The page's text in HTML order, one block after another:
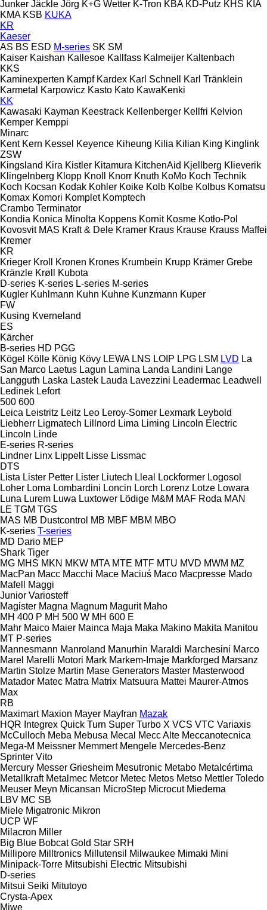
Junker Jäckle Jörg K+G Wetter K-Tron KBA KD-Putz KHS KIA
KMA KSB KUKA
KR
Kaeser
AS BS ESD M-series SK SM
Kaiser Kaishan Kallesoe Kallfass Kalmeijer Kaltenbach
KKS
Kaminexperten Kampf Kardex Karl Schnell
Karl Tränklein
Karmetal
Karpowicz Kasto Kato KawaKenki
KK
Kawasaki Kayman Keestrack Kellenberger Kellfri Kelvion
Kemper Kemppi
Minarc
Kent Kern Kessel Keyence Kiheung Kilia Kilian King Kinglink
ZSW
Kingsland Kira Kistler Kitamura KitchenAid Kjellberg Klieverik
Klingelnberg Klopp Knoll Knorr Knuth KoMo Koch Technik
Koch Kocsan Kodak Kohler Koike Kolb Kolbe Kolbus Komatsu
Komax Komori Komplet Komptech
Crambo Terminator
Kondia Konica Minolta Koppens Kornit Kosme Kotło-Pol
Kovosvit MAS Kraft & Dele Kramer Kraus Krause Krauss Maffei
Kremer
KR
Krieger Kroll Kronen Krones Krumbein Krupp Krämer Grebe
Kränzle Krøll
Kubota
D-series K-series L-series M-series
Kugler Kuhlmann Kuhn Kuhne Kunzmann Kuper
FW
Kusing Kverneland
ES
Kärcher
B-series HD PGG
Kögel Kölle König Kövy LEWA LNS LOIP LPG LSM LVD La
San Marco Laetus Lagun Lamina Landa Landini Lange
Langguth Laska Lastek Lauda Lavezzini Leadermac Leadwell
Ledinek Lefort
500 600
Leica Leistritz Leitz Leo Leroy-Somer Lexmark Leybold
Liebherr Ligmatech Lillnord Lima Liming Lincoln Electric
Lincoln Linde
E-series R-series
Lindner Linx Lippelt Lisse Lissmac
DTS
Lista Lister Petter Lister Liutech Lleal Lockformer Logosol
Loher Loma Lombardini Loncin Lorch Lorenz Lotze Lowara
Luna Lurem Luwa Luxtower Lödige M&M MAF Roda MAN
LE TGM TGS
MAS MB Dustcontrol MB MBF MBM MBO
K-series T-series
MD Dario MEP
Shark Tiger
MG MHS MKN MKW MTA MTE MTF MTU MVD MWM MZ
MacPan Macc Macchi Mace Maciuś Maco Macpresse Mado
Mafell
Maggi
Junior Variosteff
Magister Magna Magnum Magurit Maho
MH 400 P MH 500 W MH 600 E
Mahr Maico Maier Mainca Maja Maka Makino Makita Manitou
MT P-series
Mannesmann Manroland Manurhin Maraldi Marchesini Marco
Marel Marelli Motori Mark Markem-Imaje Markforged Marsanz
Martin Stolze Martin Mase Generators Master Masterwood
Matador Matec Matra Matrix Matsuura Mattei Maurer-Atmos
Max
RB
Maximart Maxion Mayer Mayfran Mazak
HQR Integrex Quick Turn Super Turbo X VCS VTC Variaxis
McCulloch Meba Mebusa Mecal Mecc Alte Meccanotecnica
Mega-M Meissner Memmert Mengele Mercedes-Benz
Sprinter Vito
Mercury Messer Griesheim Mesutronic Metabo Metalcértima
Metallkraft Metalmec Metcor Metec Metos Metso Mettler Toledo
Meuser Meyn Micansan MicroStep Microcut Miedema
LBV MC SB
Miele Migatronic Mikron
UCP WF
Milacron Miller
Big Blue Bobcat Gold Star SRH
Millipore Milltronics Millutensil Milwaukee Mimaki Mini
Minipack-Torre Mitsubishi Electric Mitsubishi
D-series
Mitsui Seiki Mitutoyo
Crysta-Apex
Miwe